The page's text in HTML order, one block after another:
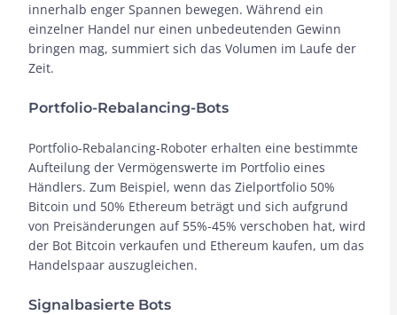
innerhalb enger Spannen bewegen. Während ein
einzelner Handel nur einen unbedeutenden Gewinn
bringen mag, summiert sich das Volumen im Laufe der
Zeit.
Portfolio-Rebalancing-Bots
Portfolio-Rebalancing-Roboter erhalten eine bestimmte
Aufteilung der Vermögenswerte im Portfolio eines
Händlers. Zum Beispiel, wenn das Zielportfolio 50%
Bitcoin und 50% Ethereum beträgt und sich aufgrund
von Preisänderungen auf 55%-45% verschoben hat, wird
der Bot Bitcoin verkaufen und Ethereum kaufen, um das
Handelspaar auszugleichen.
Signalbasierte Bots